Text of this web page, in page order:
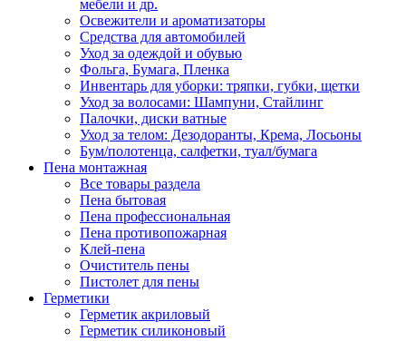
мебели и др.
Освежители и ароматизаторы
Средства для автомобилей
Уход за одеждой и обувью
Фольга, Бумага, Пленка
Инвентарь для уборки: тряпки, губки, щетки
Уход за волосами: Шампуни, Стайлинг
Палочки, диски ватные
Уход за телом: Дезодоранты, Крема, Лосьоны
Бум/полотенца, салфетки, туал/бумага
Пена монтажная
Все товары раздела
Пена бытовая
Пена профессиональная
Пена противопожарная
Клей-пена
Очиститель пены
Пистолет для пены
Герметики
Герметик акриловый
Герметик силиконовый